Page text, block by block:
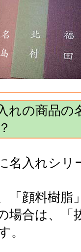
れの商品の
名入れシリ
「顔料樹脂
場合は、「
。